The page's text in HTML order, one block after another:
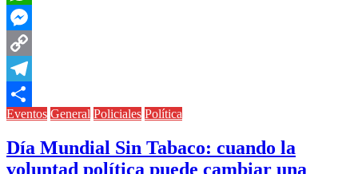
WhatsApp
Messenger
Copy
Link
Telegram
Compartir
Eventos General Policiales Política
Día Mundial Sin Tabaco: cuando la
voluntad política puede cambiar una